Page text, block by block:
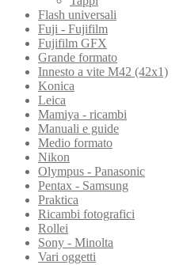
Flash universali
Fuji - Fujifilm
Fujifilm GFX
Grande formato
Innesto a vite M42 (42x1)
Konica
Leica
Mamiya - ricambi
Manuali e guide
Medio formato
Nikon
Olympus - Panasonic
Pentax - Samsung
Praktica
Ricambi fotografici
Rollei
Sony - Minolta
Vari oggetti